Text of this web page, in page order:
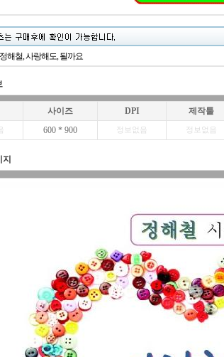
해철, 사랑해도, 될까요
사이즈 DPI 제작툴
600 * 900 정보없음 정보없음